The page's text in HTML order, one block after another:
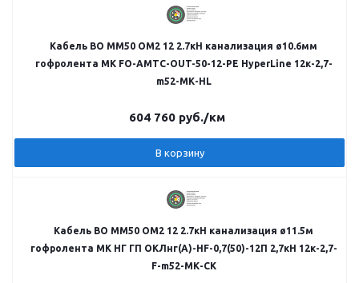
Кабель ВО MM50 OM2 12 2.7кН канализация ø10.6мм
гофролента МК FO-AMTC-OUT-50-12-PE HyperLine 12к-2,7-
m52-МК-HL
604 760руб./км
В корзину
Кабель ВО MM50 OM2 12 2.7кН канализация ø11.5м
гофролента МК НГ ГП ОКЛнг(А)-HF-0,7(50)-12П 2,7кН 12к-2,7-
F-m52-МК-СК